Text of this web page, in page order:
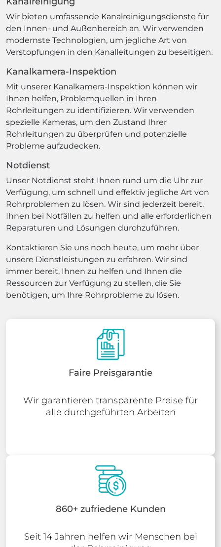
Wir bieten umfassende Kanalreinigungsdienste für
den Innen- und Außenbereich an. Wir verwenden
modernste Technologien, um jegliche Art von
Verstopfungen in den Kanalleitungen zu beseitigen.
Kanalkamera-Inspektion
Mit unserer Kanalkamera-Inspektion können wir
Ihnen helfen, Problemquellen in Ihren
Rohrleitungen zu identifizieren. Wir verwenden
spezielle Kameras, um den Zustand Ihrer
Rohrleitungen zu überprüfen und potenzielle
Probleme aufzudecken.
Notdienst
Unser Notdienst steht Ihnen rund um die Uhr zur
Verfügung, um schnell und effektiv jegliche Art von
Rohrproblemen zu lösen. Wir sind jederzeit bereit,
Ihnen bei Notfällen zu helfen und alle erforderlichen
Reparaturen und Lösungen durchzuführen.
Kontaktieren Sie uns noch heute, um mehr über
unsere Dienstleistungen zu erfahren. Wir sind
immer bereit, Ihnen zu helfen und Ihnen die
Ressourcen zur Verfügung zu stellen, die Sie
benötigen, um Ihre Rohrprobleme zu lösen.
Faire Preisgarantie
Wir garantieren transparente Preise für
alle durchgeführten Arbeiten
860+ zufriedene Kunden
Seit 14 Jahren helfen wir Menschen bei